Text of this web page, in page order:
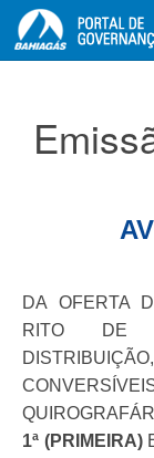
DA OFERTA
RITO DE
1ª (PRIMEIRA)